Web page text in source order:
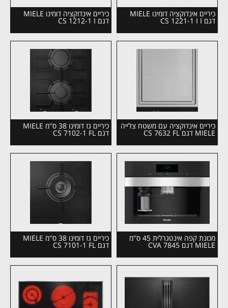
כיריים אינדוקציה דומינו MIELE
דגם CS 1221-1 I I
כיריים אינדוקציה דומינו MIELE
דגם CS 1212-1 I
כיריים אינדוקציה עם משטח צלייה
MIELE דגם CS 7632 FL
כיריים גז דומינו 38 ס"מ MIELE
דגם CS 7102-1 FL
מכונת קפה אינטגרלית 45 ס"מ
MIELE דגם CVA 7845
כיריים גז דומינו 38 ס"מ MIELE
דגם CS 7101-1 FL